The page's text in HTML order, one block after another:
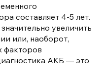
составляет 4-5 лет.
увеличить
или, наоборот,
факторов
АКБ — это